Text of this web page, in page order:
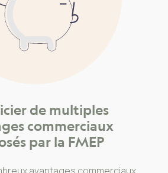
de multiples
commerciaux
par la FMEP